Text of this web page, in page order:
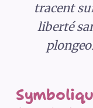
tracent
liberté